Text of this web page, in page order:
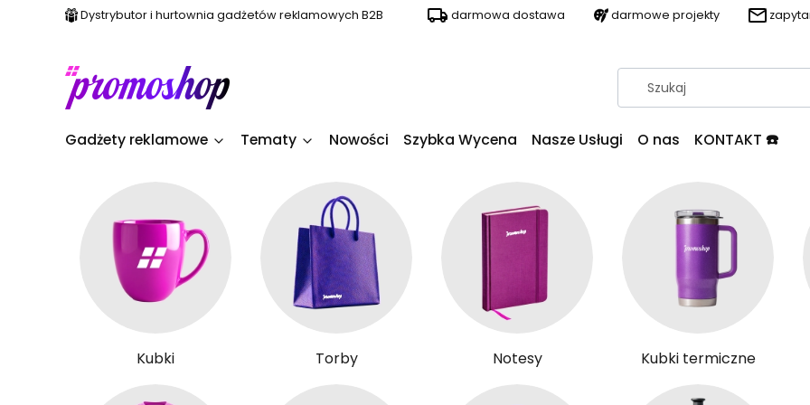
Dystrybutor i hurtownia gadżetów reklamowych B2B darmowa dostawa darmowe projekty
Gadżety reklamowe Tematy Nowości Szybka Wycena Nasze Usługi O nas KONTAKT ☎️
Kubki Torby Notesy Kubki termiczne